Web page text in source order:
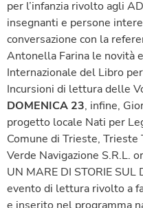
per l’infanzia rivolto agli
insegnanti e persone
conversazione con la
Antonella Farina le novità
Internazionale del Libro
Incursioni di lettura delle
DOMENICA 23, infine,
progetto locale Nati per
Comune di Trieste,
Verde Navigazione S.R.L.
UN MARE DI STORIE SUL
evento di lettura rivolto a